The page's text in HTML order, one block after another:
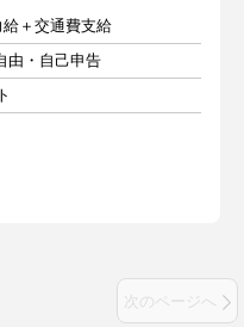
給＋交通費支給
由・自己申告
次のページへ